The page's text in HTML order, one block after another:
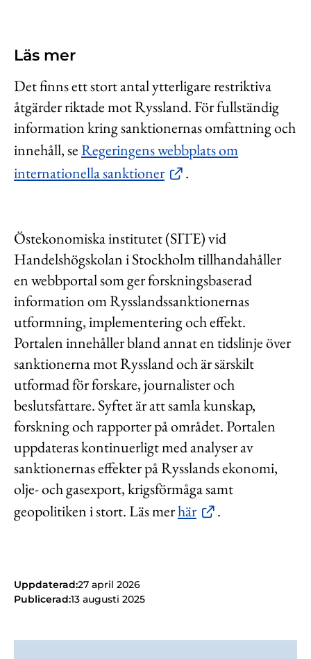
Läs mer
Det finns ett stort antal ytterligare restriktiva
åtgärder riktade mot Ryssland. För fullständig
information kring sanktionernas omfattning och
innehåll, seRegeringens webbplats om
internationella sanktioner
.
Östekonomiska institutet (SITE) vid
Handelshögskolan i Stockholm tillhandahåller
en webbportal som ger forskningsbaserad
information om Rysslandssanktionernas
utformning, implementering och effekt.
Portalen innehåller bland annat en tidslinje över
sanktionerna mot Ryssland och är särskilt
utformad för forskare, journalister och
beslutsfattare. Syftet är att samla kunskap,
forskning och rapporter på området. Portalen
uppdateras kontinuerligt med analyser av
sanktionernas effekter på Rysslands ekonomi,
olje- och gasexport, krigsförmåga samt
geopolitiken i stort. Läs merhär .
Uppdaterad:27 april 2026
Publicerad:13 augusti 2025